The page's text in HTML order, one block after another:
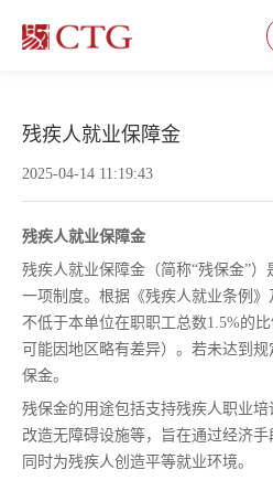
残疾人就业保障金
2025-04-14 11:19:43
残疾人就业保障金
残疾人就业保障金（简称“残保金”
一项制度。根据《残疾人就业条例
不低于本单位在职职工总数1.5%的
可能因地区略有差异）。若未达到
保金。
残保金的用途包括支持残疾人职业
改造无障碍设施等，旨在通过经济手
同时为残疾人创造平等就业环境。